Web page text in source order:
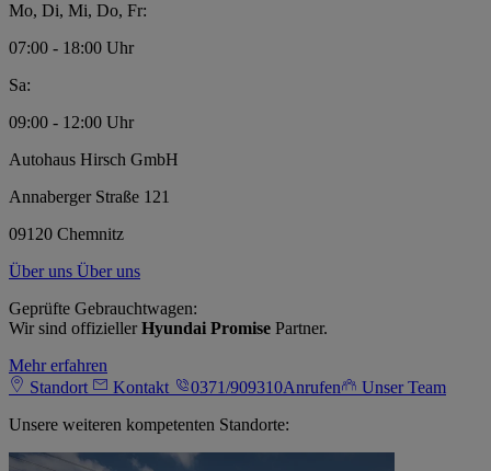
Mo, Di, Mi, Do, Fr:
07:00 - 18:00 Uhr
Sa:
09:00 - 12:00 Uhr
Autohaus Hirsch GmbH
Annaberger Straße 121
09120 Chemnitz
Über uns Über uns
Geprüfte Gebrauchtwagen:
Wir sind offiziellerHyundai Promise Partner.
Mehr erfahren
Standort
Kontakt 0371/909310Anrufen
Unser Team
Unsere weiteren kompetenten Standorte: